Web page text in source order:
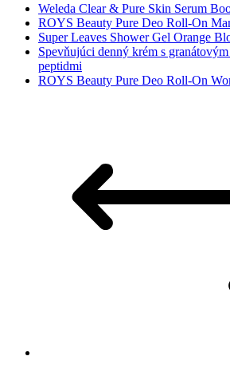
Weleda Clear & Pure Skin Serum
ROYS Beauty Pure Deo Roll-On
Super Leaves Shower Gel Orange
Spevňujúci denný krém s
peptidmi
ROYS Beauty Pure Deo Roll-On